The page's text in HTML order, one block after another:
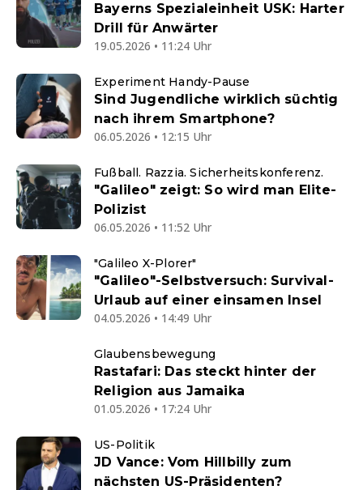
Bayerns Spezialeinheit USK: Harter
Drill für Anwärter
19.05.2026 • 11:24 Uhr
Experiment Handy-Pause
Sind Jugendliche wirklich süchtig
nach ihrem Smartphone?
06.05.2026 • 12:15 Uhr
Fußball. Razzia. Sicherheitskonferenz.
"Galileo" zeigt: So wird man Elite-
Polizist
06.05.2026 • 11:52 Uhr
"Galileo X-Plorer"
"Galileo"-Selbstversuch: Survival-
Urlaub auf einer einsamen Insel
04.05.2026 • 14:49 Uhr
Glaubensbewegung
Rastafari: Das steckt hinter der
Religion aus Jamaika
01.05.2026 • 17:24 Uhr
US-Politik
JD Vance: Vom Hillbilly zum
nächsten US-Präsidenten?